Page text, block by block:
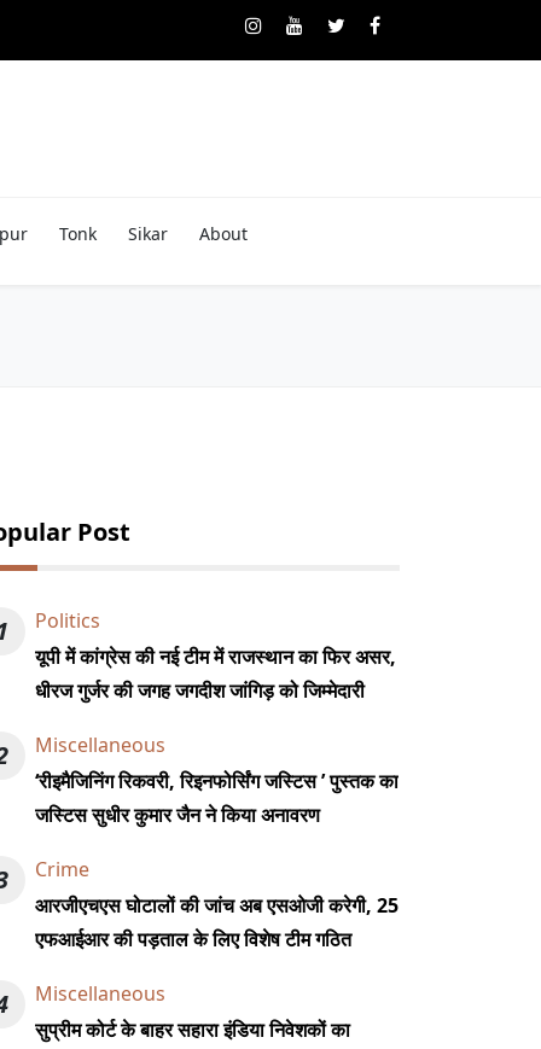
Tonk Sikar About
Post
Politics
यूपी में कांग्रेस की नई टीम में राजस्थान का फिर असर,
धीरज गुर्जर की जगह जगदीश जांगिड़ को जिम्मेदारी
Miscellaneous
‘रीइमैजिनिंग रिकवरी, रिइनफोर्सिंग जस्टिस ’ पुस्तक का
जस्टिस सुधीर कुमार जैन ने किया अनावरण
Crime
आरजीएचएस घोटालों की जांच अब एसओजी करेगी, 25
एफआईआर की पड़ताल के लिए विशेष टीम गठित
Miscellaneous
सुप्रीम कोर्ट के बाहर सहारा इंडिया निवेशकों का